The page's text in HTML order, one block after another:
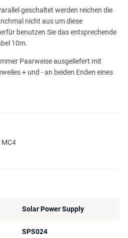
geschaltet werden reichen die
nicht aus um diese
benutzen Sie das entsprechende
10m.
Paarweise ausgeliefert mit
+ und - an beiden Enden eines
MC4
Solar Power Supply
SPS024